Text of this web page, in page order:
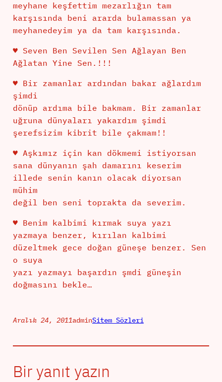
meyhane keşfettim mezarlığın tam
karşısında beni ararda bulamassan ya
meyhanedeyim ya da tam karşısında.
♥ Seven Ben Sevilen Sen Ağlayan Ben
Ağlatan Yine Sen.!!!
♥ Bir zamanlar ardından bakar ağlardım
şimdi
dönüp ardıma bile bakmam. Bir zamanlar
uğruna dünyaları yakardım şimdi
şerefsizim kibrit bile çakmam!!
♥ Aşkımız için kan dökmemi istiyorsan
sana dünyanın şah damarını keserim
illede senin kanın olacak diyorsan
mühim
değil ben seni toprakta da severim.
♥ Benim kalbimi kırmak suya yazı
yazmaya benzer, kırılan kalbimi
düzeltmek gece doğan güneşe benzer. Sen
o suya
yazı yazmayı başardın şmdi güneşin
doğmasını bekle…
Aralık 24, 2011adminSitem Sözleri
Bir yanıt yazın